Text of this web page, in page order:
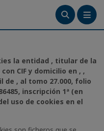
Crea tu cuenta
la entidad , titular de la
CIF y domicilio en , ,
, al tomo 27.000, folio
inscripción 1ª (en
uso de cookies en el